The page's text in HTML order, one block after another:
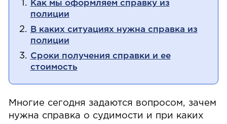
Как мы оформляем справку из
полиции
В каких ситуациях нужна справка из
полиции
Сроки получения справки и ее
стоимость
Многие сегодня задаются вопросом, зачем
нужна справка о судимости и при каких